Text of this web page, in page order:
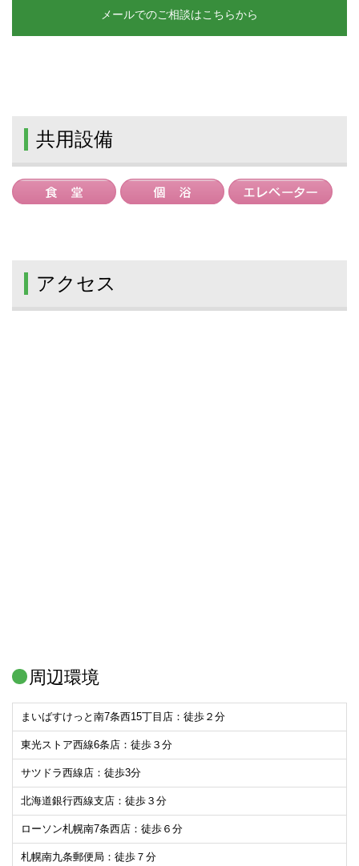
メールでのご相談はこちらから
共用設備
アクセス
周辺環境
まいばすけっと南7条西15丁目店：徒歩２分
東光ストア西線6条店：徒歩３分
サツドラ西線店：徒歩3分
北海道銀行西線支店：徒歩３分
ローソン札幌南7条西店：徒歩６分
札幌南九条郵便局：徒歩７分